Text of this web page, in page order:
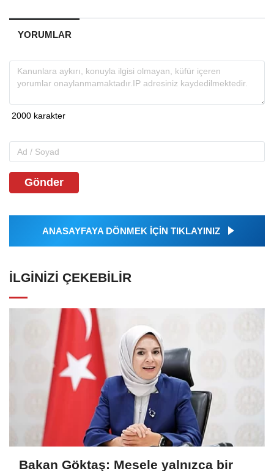
YORUMLAR
Gönder
ANASAYFAYA DÖNMEK İÇİN TIKLAYINIZ
İLGINIZI ÇEKEBILIR
Bakan Göktaş: Mesele yalnızca bir